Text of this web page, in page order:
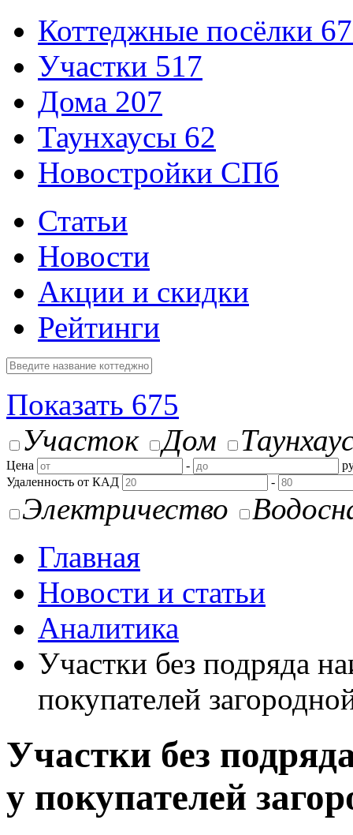
Коттеджные посёлки
Участки 517
Дома 207
Таунхаусы 62
Новостройки СПб
Статьи
Новости
Акции и скидки
Рейтинги
Показать 675
Участок
Дом
Цена -
Удаленность от КАД
-
Электричество
Главная
Новости и статьи
Аналитика
Участки без подряда
покупателей
Участки без
у покупателей